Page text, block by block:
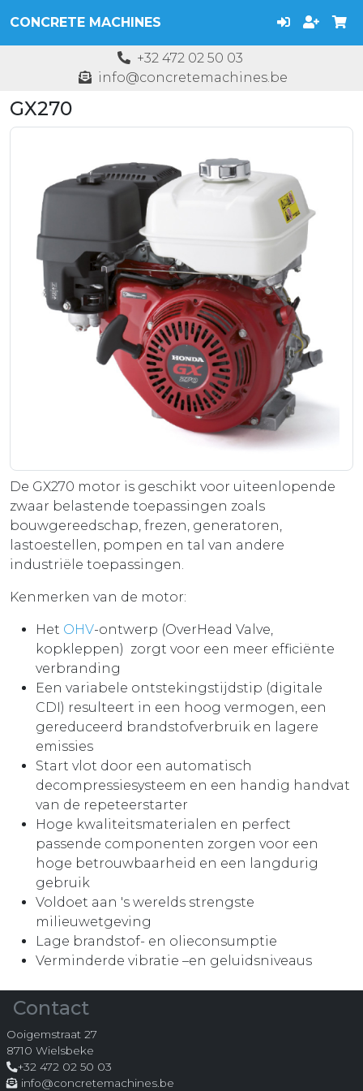
CONCRETE MACHINES
+32 472 02 50 03
info@concretemachines.be
GX270
De GX270 motor is geschikt voor uiteenlopende
zwaar belastende toepassingen zoals
bouwgereedschap, frezen, generatoren,
lastoestellen, pompen en tal van andere
industriële toepassingen.
Kenmerken van de motor:
Het OHV-ontwerp (OverHead Valve,
kopkleppen) zorgt voor een meer efficiënte
verbranding
Een variabele ontstekingstijdstip (digitale
CDI) resulteert in een hoog vermogen, een
gereduceerd brandstofverbruik en lagere
emissies
Start vlot door een automatisch
decompressiesysteem en een handig handvat
van de repeteerstarter
Hoge kwaliteitsmaterialen en perfect
passende componenten zorgen voor een
hoge betrouwbaarheid en een langdurig
gebruik
Voldoet aan 's werelds strengste
milieuwetgeving
Lage brandstof- en olieconsumptie
Verminderde vibratie –en geluidsniveaus
Contact
Ooigemstraat 27
8710 Wielsbeke
+32 472 02 50 03
info@concretemachines.be